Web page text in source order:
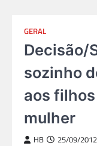
GERAL
Decisão/
sozinho
aos
mulher
HB 25/09/2012